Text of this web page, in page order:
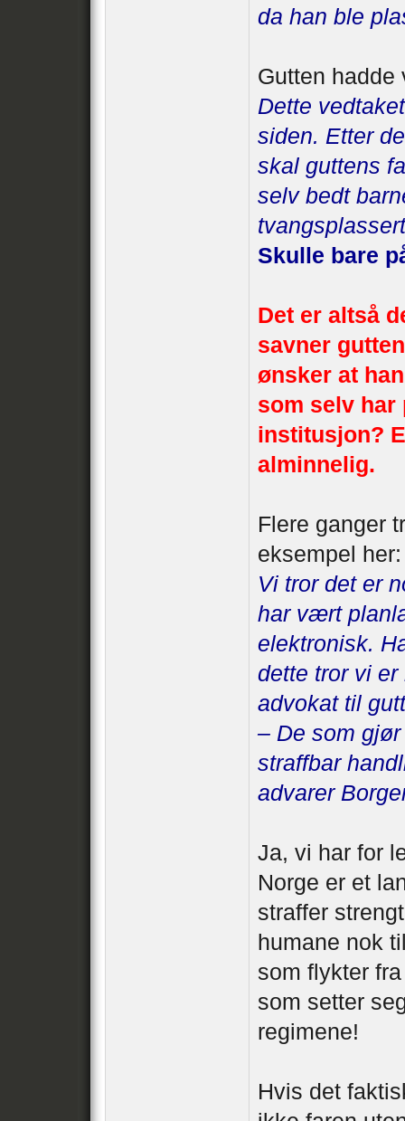
da han ble
Gutten
Dette
siden. Etter
skal guttens
selv bedt
Skulle bare
Det er altså
savner
ønsker at
som selv har
institusjon?
alminnelig.
Flere ganger
eksempel her:
Vi tror det er
har vært
elektronisk.
dette tror vi
advokat til
– De som
straffbar
advarer
Ja, vi har for
Norge er et
straffer
humane nok
som flykter
som setter
regimene!
Hvis det